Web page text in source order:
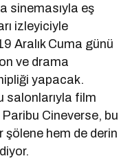
sinemasıyla eş
izleyiciyle
Aralık Cuma günü
ve drama
yapacak.
salonlarıyla film
Cineverse, bu
hem de derin